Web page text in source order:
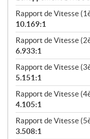
Rapport de Vitesse
10.169:1
Rapport de Vitesse
6.933:1
Rapport de Vitesse
5.151:1
Rapport de Vitesse
4.105:1
Rapport de Vitesse
3.508:1